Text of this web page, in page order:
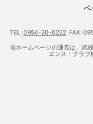
TEL: 0954-20-0222 FAX:
当ホームページの運営は、武
エンス・クラブ